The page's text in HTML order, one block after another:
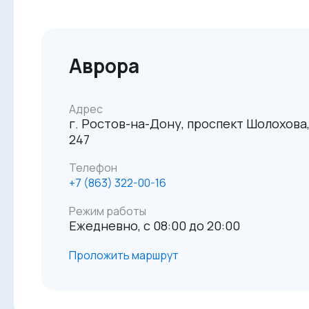
Аврора
Адрес
г. Ростов-на-Дону, проспект Шолохова,
247
Телефон
‪+7 (863) 322-00-16
Режим работы
Ежедневно, с 08:00 до 20:00
Проложить маршрут